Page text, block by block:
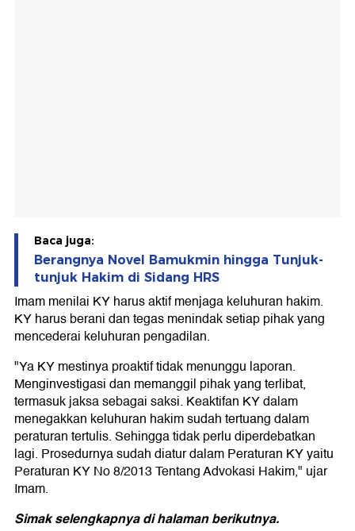
Baca juga:
Berangnya Novel Bamukmin hingga Tunjuk-
tunjuk Hakim di Sidang HRS
Imam menilai KY harus aktif menjaga keluhuran hakim.
KY harus berani dan tegas menindak setiap pihak yang
mencederai keluhuran pengadilan.
"Ya KY mestinya proaktif tidak menunggu laporan.
Menginvestigasi dan memanggil pihak yang terlibat,
termasuk jaksa sebagai saksi. Keaktifan KY dalam
menegakkan keluhuran hakim sudah tertuang dalam
peraturan tertulis. Sehingga tidak perlu diperdebatkan
lagi. Prosedurnya sudah diatur dalam Peraturan KY yaitu
Peraturan KY No 8/2013 Tentang Advokasi Hakim," ujar
Imam.
Simak selengkapnya di halaman berikutnya.